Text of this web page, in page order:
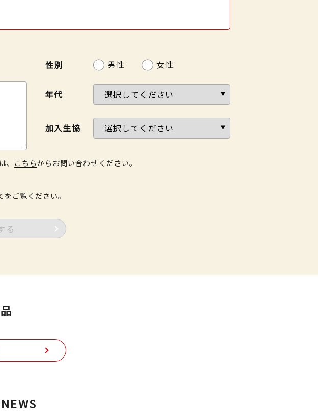
性別 男性 女性
年代
加入生協
こちらからお問い合わせください。
をご覧ください。
る